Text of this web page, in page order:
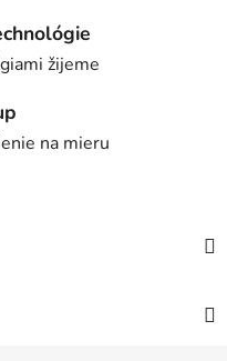
žijeme
na mieru